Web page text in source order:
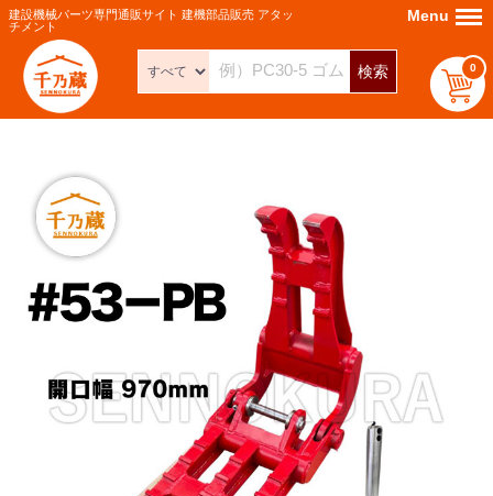
建設機械パーツ専門通販サイト 建機部品販売 アタッ
チメント
検索 0
Menu Menu